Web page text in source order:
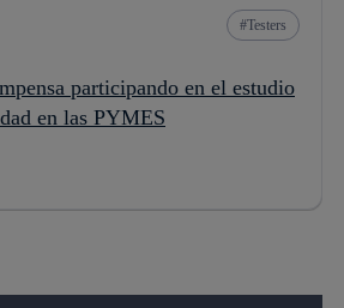
Testers
participando en el estudio
en las PYMES